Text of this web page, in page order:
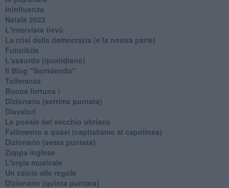
Ininfluenza
Natale 2023
L'intervista tivvù
La crisi della democrazia (e la nostra parte)
Futuribile
L'assurdo (quotidiano)
Il Blog "Sorridendo"
Tolleranza
Buona fortuna !
​Dizionario (settima puntata)
Disvalori
Le poesie del vecchio ubriaco
Fallimento o quasi (capitalismo al capolinea)
Dizionario (sesta puntata)
Zuppa inglese
L'orgia musicale
Un calcio alle regole
Dizionario (quinta puntata)